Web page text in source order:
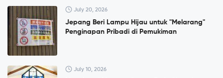
July 20, 2026
Jepang Beri Lampu Hijau untuk "Melarang"
Penginapan Pribadi di Pemukiman
July 10, 2026